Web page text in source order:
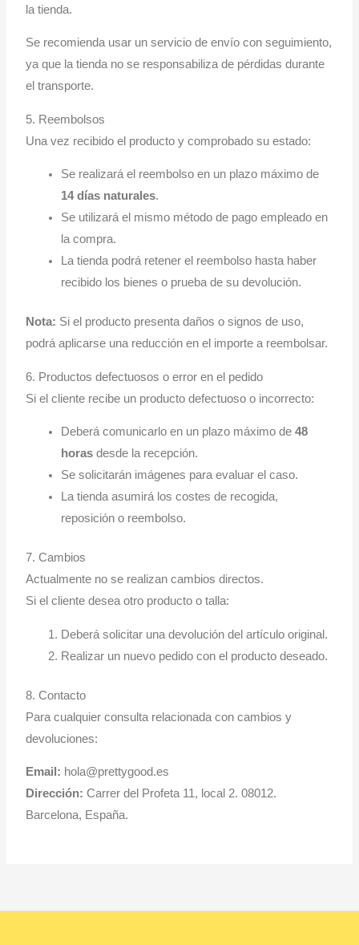
la tienda.
Se recomienda usar un servicio de envío con seguimiento,
ya que la tienda no se responsabiliza de pérdidas durante
el transporte.
5. Reembolsos
Una vez recibido el producto y comprobado su estado:
Se realizará el reembolso en un plazo máximo de
14 días naturales.
Se utilizará el mismo método de pago empleado en
la compra.
La tienda podrá retener el reembolso hasta haber
recibido los bienes o prueba de su devolución.
Nota: Si el producto presenta daños o signos de uso,
podrá aplicarse una reducción en el importe a reembolsar.
6. Productos defectuosos o error en el pedido
Si el cliente recibe un producto defectuoso o incorrecto:
Deberá comunicarlo en un plazo máximo de48
horas desde la recepción.
Se solicitarán imágenes para evaluar el caso.
La tienda asumirá los costes de recogida,
reposición o reembolso.
7. Cambios
Actualmente no se realizan cambios directos.
Si el cliente desea otro producto o talla:
Deberá solicitar una devolución del artículo original.
Realizar un nuevo pedido con el producto deseado.
8. Contacto
Para cualquier consulta relacionada con cambios y
devoluciones:
Email: hola@prettygood.es
Dirección: Carrer del Profeta 11, local 2. 08012.
Barcelona, España.